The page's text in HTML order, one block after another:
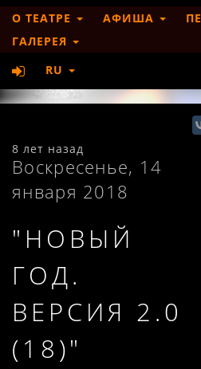
О ТЕАТРЕ АФИША
ГАЛЕРЕЯ
RU
8 лет назад
Воскресенье, 14
января 2018
"НОВЫЙ
ГОД.
ВЕРСИЯ 2.0
(18)"